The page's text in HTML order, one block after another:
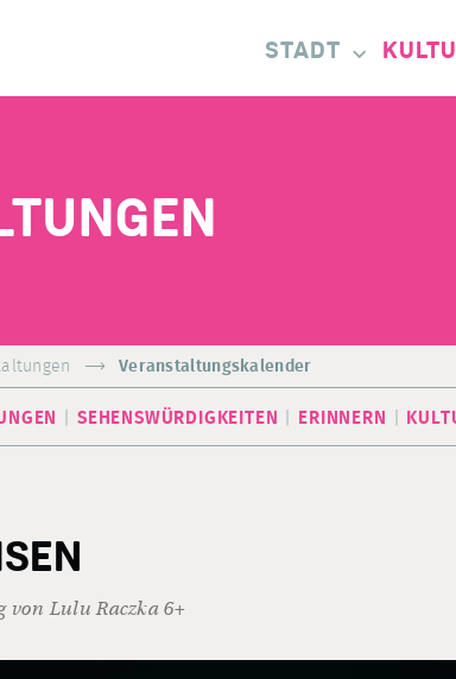
STADT
Veranstaltungskalender
SEHENSWÜRDIGKEITEN ERINNERN
von Lulu Raczka 6+